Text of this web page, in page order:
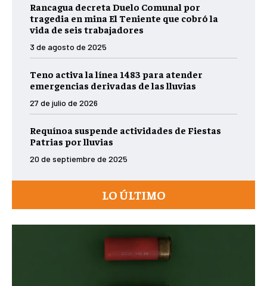
Rancagua decreta Duelo Comunal por
tragedia en mina El Teniente que cobró la
vida de seis trabajadores
3 de agosto de 2025
Teno activa la línea 1483 para atender
emergencias derivadas de las lluvias
27 de julio de 2026
Requínoa suspende actividades de Fiestas
Patrias por lluvias
20 de septiembre de 2025
LO ÚLTIMO